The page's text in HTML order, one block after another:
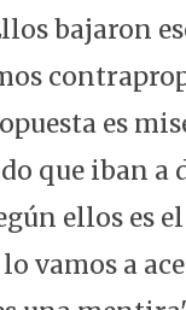
bajaron
es
que iban a
ellos es
vamos a